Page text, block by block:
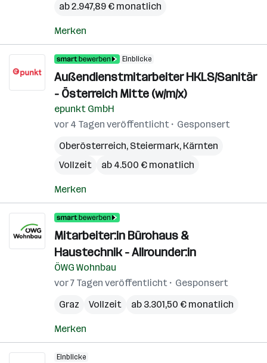
ab 2.947,89 € monatlich
Merken
Einblicke
Außendienstmitarbeiter HKLS/Sanitär
- Österreich Mitte (w/m/x)
epunkt GmbH
vor 4 Tagen veröffentlicht
Gesponsert
Oberösterreich, Steiermark, Kärnten
Vollzeit
ab 4.500 € monatlich
Merken
Mitarbeiter:in Bürohaus &
Haustechnik - Allrounder:in
ÖWG Wohnbau
vor 7 Tagen veröffentlicht
Gesponsert
Graz
Vollzeit ab 3.301,50 € monatlich
Merken
Einblicke